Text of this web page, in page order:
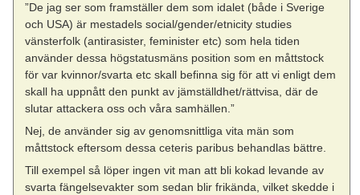
”De jag ser som framställer dem som idalet (både i Sverige
och USA) är mestadels social/gender/etnicity studies
vänsterfolk (antirasister, feminister etc) som hela tiden
använder dessa högstatusmäns position som en måttstock
för var kvinnor/svarta etc skall befinna sig för att vi enligt dem
skall ha uppnått den punkt av jämställdhet/rättvisa, där de
slutar attackera oss och våra samhällen.”
Nej, de använder sig av genomsnittliga vita män som
måttstock eftersom dessa ceteris paribus behandlas bättre.
Till exempel så löper ingen vit man att bli kokad levande av
svarta fängelsevakter som sedan blir frikända, vilket skedde i